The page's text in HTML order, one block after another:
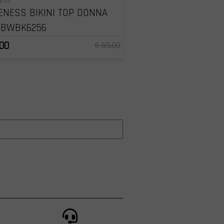
BIKINI TOP DONNA
€ 59.00